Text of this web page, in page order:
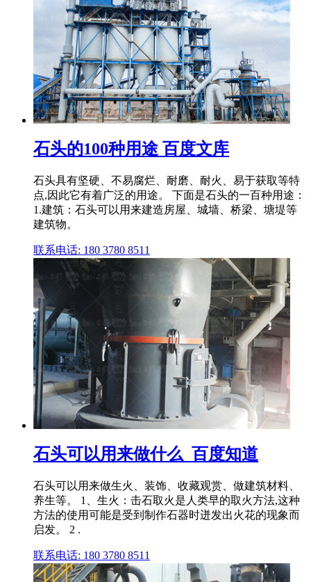
石头的100种用途 百度文库
石头具有坚硬、不易腐烂、耐磨、耐火、易于获取等特
点,因此它有着广泛的用途。 下面是石头的一百种用途：
1.建筑：石头可以用来建造房屋、城墙、桥梁、塘堤等
建筑物。
联系电话: 180 3780 8511
石头可以用来做什么_百度知道
石头可以用来做生火、装饰、收藏观赏、做建筑材料、
养生等。 1、生火：击石取火是人类早的取火方法,这种
方法的使用可能是受到制作石器时迸发出火花的现象而
启发。 2 .
联系电话: 180 3780 8511